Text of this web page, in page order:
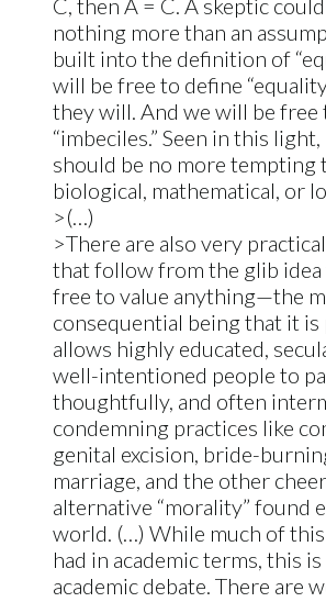
nothing more than an
built into the definition of
will be free to define
they will. And we will be free
“imbeciles.” Seen in this
should be no more tempting
biological, mathematical, or
>(…)
>There are also very
that follow from the glib idea
free to value anything—the
consequential being that it
allows highly educated,
well-intentioned people to
thoughtfully, and often
condemning practices like
genital excision, bride-
marriage, and the other
alternative “morality” found
world. (…) While much of
had in academic terms, this
academic debate. There are